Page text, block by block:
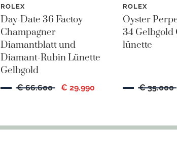
ROLEX
Day-Date 36 Factoy
Champagner
Diamantblatt und
Diamant-Rubin Lünette
Gelbgold
€ 66.600 € 29.990
ROLEX
Oyster
34 Gelbgold
lünette
€ 35.000